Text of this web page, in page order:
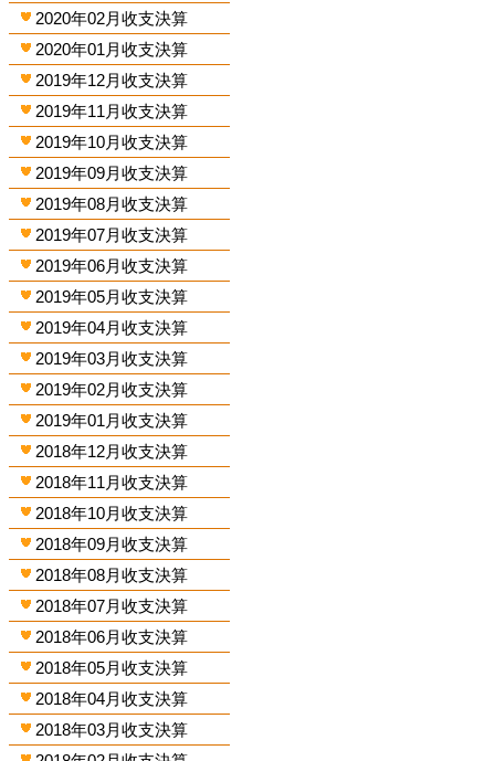
2020年02月收支決算
2020年01月收支決算
2019年12月收支決算
2019年11月收支決算
2019年10月收支決算
2019年09月收支決算
2019年08月收支決算
2019年07月收支決算
2019年06月收支決算
2019年05月收支決算
2019年04月收支決算
2019年03月收支決算
2019年02月收支決算
2019年01月收支決算
2018年12月收支決算
2018年11月收支決算
2018年10月收支決算
2018年09月收支決算
2018年08月收支決算
2018年07月收支決算
2018年06月收支決算
2018年05月收支決算
2018年04月收支決算
2018年03月收支決算